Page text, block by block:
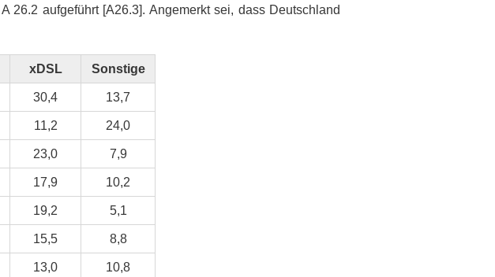
aufgeführt [A26.3]. Angemerkt sei, dass Deutschland
xDSL Sonstige
30,4 13,7
11,2 24,0
23,0 7,9
17,9 10,2
19,2 5,1
15,5 8,8
13,0 10,8